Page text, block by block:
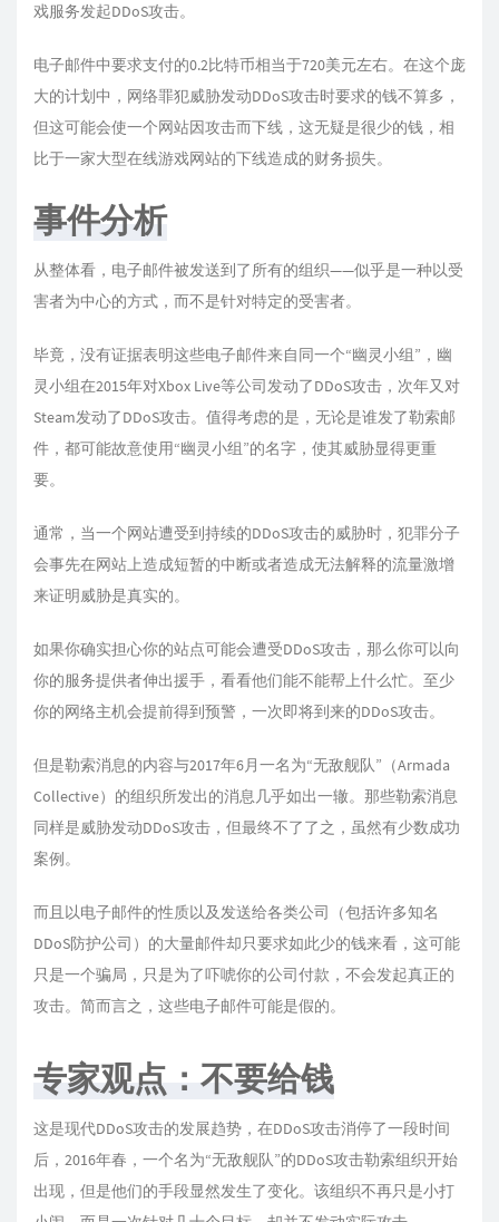
戏服务发起DDoS攻击。
电子邮件中要求支付的0.2比特币相当于720美元左右。在这个庞
大的计划中，网络罪犯威胁发动DDoS攻击时要求的钱不算多，
但这可能会使一个网站因攻击而下线，这无疑是很少的钱，相
比于一家大型在线游戏网站的下线造成的财务损失。
事件分析
从整体看，电子邮件被发送到了所有的组织——似乎是一种以受
害者为中心的方式，而不是针对特定的受害者。
毕竟，没有证据表明这些电子邮件来自同一个“幽灵小组”，幽
灵小组在2015年对Xbox Live等公司发动了DDoS攻击，次年又对
Steam发动了DDoS攻击。值得考虑的是，无论是谁发了勒索邮
件，都可能故意使用“幽灵小组”的名字，使其威胁显得更重
要。
通常，当一个网站遭受到持续的DDoS攻击的威胁时，犯罪分子
会事先在网站上造成短暂的中断或者造成无法解释的流量激增
来证明威胁是真实的。
如果你确实担心你的站点可能会遭受DDoS攻击，那么你可以向
你的服务提供者伸出援手，看看他们能不能帮上什么忙。至少
你的网络主机会提前得到预警，一次即将到来的DDoS攻击。
但是勒索消息的内容与2017年6月一名为“无敌舰队”（Armada
Collective）的组织所发出的消息几乎如出一辙。那些勒索消息
同样是威胁发动DDoS攻击，但最终不了了之，虽然有少数成功
案例。
而且以电子邮件的性质以及发送给各类公司（包括许多知名
DDoS防护公司）的大量邮件却只要求如此少的钱来看，这可能
只是一个骗局，只是为了吓唬你的公司付款，不会发起真正的
攻击。简而言之，这些电子邮件可能是假的。
专家观点：不要给钱
这是现代DDoS攻击的发展趋势，在DDoS攻击消停了一段时间
后，2016年春，一个名为“无敌舰队”的DDoS攻击勒索组织开始
出现，但是他们的手段显然发生了变化。该组织不再只是小打